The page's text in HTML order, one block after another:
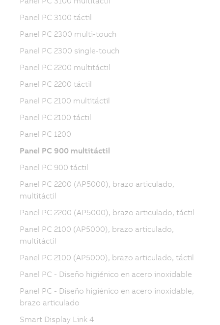
Panel PC 3100 táctil
Panel PC 2300 multi-touch
Panel PC 2300 single-touch
Panel PC 2200 multitáctil
Panel PC 2200 táctil
Panel PC 2100 multitáctil
Panel PC 2100 táctil
Panel PC 1200
Panel PC 900 multitáctil
Panel PC 900 táctil
Panel PC 2200 (AP5000), brazo articulado,
multitáctil
Panel PC 2200 (AP5000), brazo articulado, táctil
Panel PC 2100 (AP5000), brazo articulado,
multitáctil
Panel PC 2100 (AP5000), brazo articulado, táctil
Panel PC - Diseño higiénico en acero inoxidable
Panel PC - Diseño higiénico en acero inoxidable,
brazo articulado
Smart Display Link 4